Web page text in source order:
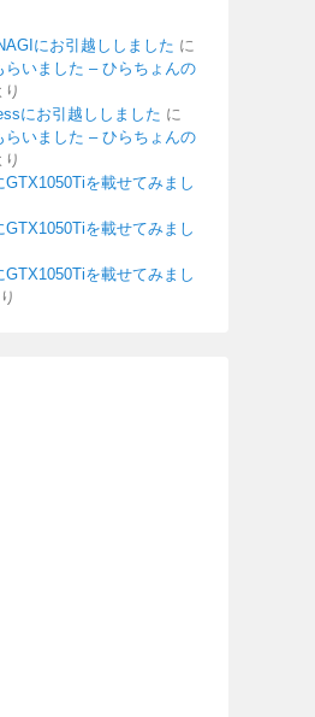
にお引越ししました に
らいました – ひらちょんの
り
にお引越ししました に
らいました – ひらちょんの
り
を載せてみまし
を載せてみまし
を載せてみまし